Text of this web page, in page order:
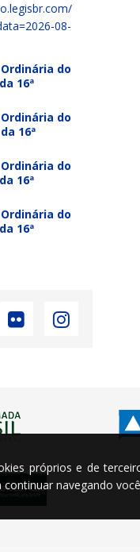
08-
do
16ª
do
16ª
do
16ª
do
16ª
próprios e de
navegando